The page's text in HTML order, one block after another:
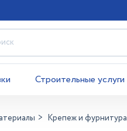
Строительные услуги
Крепеж и фурнитура